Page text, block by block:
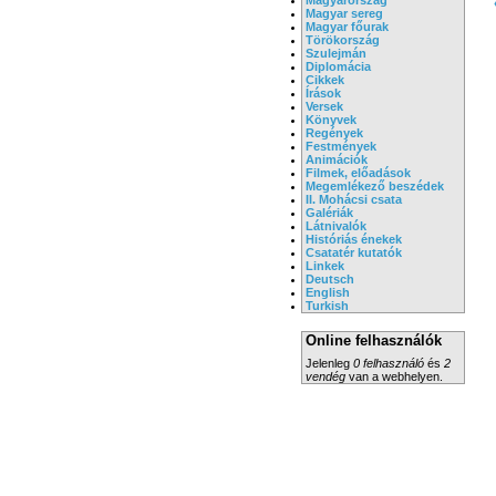
Magyar sereg
Magyar főurak
Törökország
Szulejmán
Diplomácia
Cikkek
Írások
Versek
Könyvek
Regények
Festmények
Animációk
Filmek, előadások
Megemlékező beszédek
II. Mohácsi csata
Galériák
Látnivalók
Históriás énekek
Csatatér kutatók
Linkek
Deutsch
English
Turkish
Online felhasználók
Jelenleg 0 felhasználó és 2
vendég van a webhelyen.